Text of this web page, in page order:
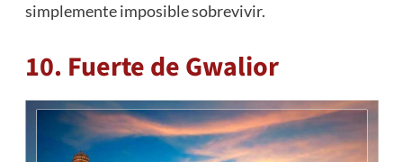
simplemente imposible sobrevivir.
10. Fuerte de Gwalior